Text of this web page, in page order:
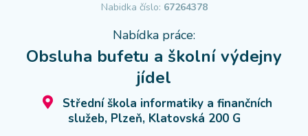
Nabidka číslo: 67264378
Nabídka práce:
Obsluha bufetu a školní výdejny
jídel
Střední škola informatiky a finančních
služeb, Plzeň, Klatovská 200 G